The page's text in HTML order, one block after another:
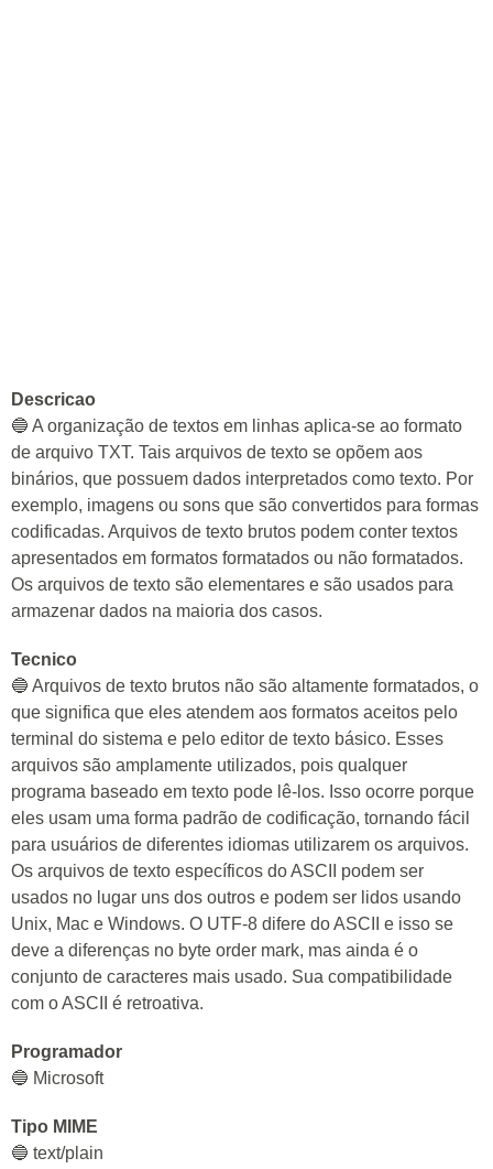
Descricao
🔵 A organização de textos em linhas aplica-se ao formato
de arquivo TXT. Tais arquivos de texto se opõem aos
binários, que possuem dados interpretados como texto. Por
exemplo, imagens ou sons que são convertidos para formas
codificadas. Arquivos de texto brutos podem conter textos
apresentados em formatos formatados ou não formatados.
Os arquivos de texto são elementares e são usados ​​para
armazenar dados na maioria dos casos.
Tecnico
🔵 Arquivos de texto brutos não são altamente formatados, o
que significa que eles atendem aos formatos aceitos pelo
terminal do sistema e pelo editor de texto básico. Esses
arquivos são amplamente utilizados, pois qualquer
programa baseado em texto pode lê-los. Isso ocorre porque
eles usam uma forma padrão de codificação, tornando fácil
para usuários de diferentes idiomas utilizarem os arquivos.
Os arquivos de texto específicos do ASCII podem ser
usados ​​no lugar uns dos outros e podem ser lidos usando
Unix, Mac e Windows. O UTF-8 difere do ASCII e isso se
deve a diferenças no byte order mark, mas ainda é o
conjunto de caracteres mais usado. Sua compatibilidade
com o ASCII é retroativa.
Programador
🔵 Microsoft
Tipo MIME
🔵 text/plain